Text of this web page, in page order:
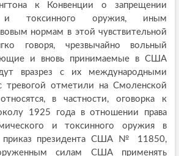
к Конвенции о запрещении
и токсинного оружия, иным
нормам в этой чувствительной
говоря, чрезвычайно вольный
и вновь принимаемые в США
вразрез с их международными
тревогой отметили на Смоленской
в частности, оговорка к
1925 года в отношении права
и токсинного оружия в
приказ президента США № 11850,
силам США применять